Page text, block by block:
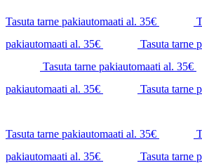
Tasuta tarne pakiautomaati al. 35€
pakiautomaati al. 35€
Tasuta tarne
Tasuta tarne pakiautomaati al. 35€
pakiautomaati al. 35€
Tasuta tarne
Tasuta tarne pakiautomaati al. 35€
pakiautomaati al. 35€
Tasuta tarne